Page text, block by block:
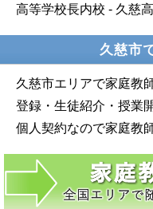
高等学校長内校 - 久慈
久慈市
久慈市エリアで家庭教
登録・生徒紹介・授業
個人契約なので家庭教